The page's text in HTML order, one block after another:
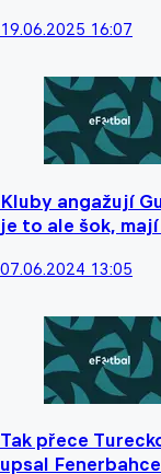
19.06.2025 16:07
Kluby angažují
je to ale šok,
07.06.2024 13:05
Tak přece
upsal